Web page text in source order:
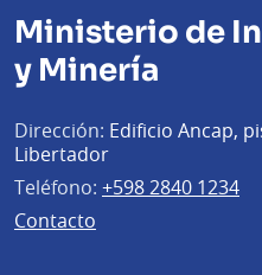
Ministerio de
y Minería
Dirección: Edificio Ancap,
Libertador
Teléfono: +598 2840 1234
Contacto